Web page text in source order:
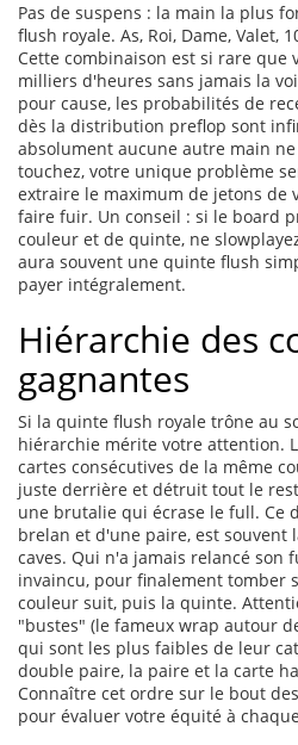
Pas de suspens : la main la plus
flush royale. As, Roi, Dame, Valet,
Cette combinaison est si rare que
milliers d'heures sans jamais la
pour cause, les probabilités de
dès la distribution preflop sont
absolument aucune autre main
touchez, votre unique problème
extraire le maximum de jetons de
faire fuir. Un conseil : si le board
couleur et de quinte, ne
aura souvent une quinte flush
payer intégralement.
Hiérarchie des
gagnantes
Si la quinte flush royale trône au
hiérarchie mérite votre attention.
cartes consécutives de la même
juste derrière et détruit tout le
une brutalie qui écrase le full. Ce
brelan et d'une paire, est souvent
caves. Qui n'a jamais relancé son
invaincu, pour finalement tomber
couleur suit, puis la quinte.
"bustes" (le fameux wrap autour
qui sont les plus faibles de leur
double paire, la paire et la carte
Connaître cet ordre sur le bout
pour évaluer votre équité à